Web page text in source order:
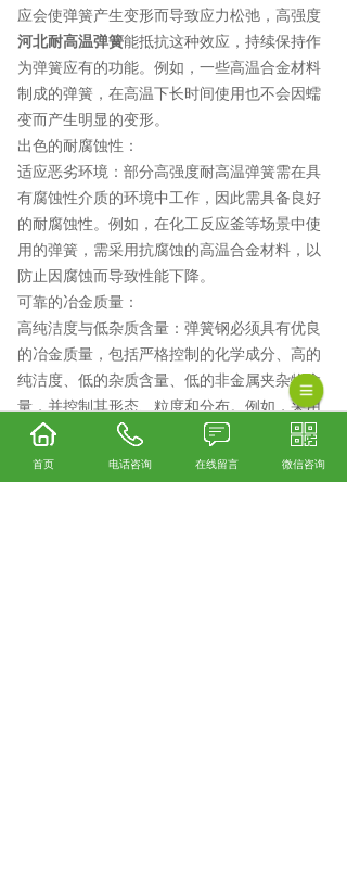
应会使弹簧产生变形而导致应力松弛，高强度
河北耐高温弹簧能抵抗这种效应，持续保持作
为弹簧应有的功能。例如，一些高温合金材料
制成的弹簧，在高温下长时间使用也不会因蠕
变而产生明显的变形。
出色的耐腐蚀性：
适应恶劣环境：部分高强度耐高温弹簧需在具
有腐蚀性介质的环境中工作，因此需具备良好
的耐腐蚀性。例如，在化工反应釜等场景中使
用的弹簧，需采用抗腐蚀的高温合金材料，以
防止因腐蚀而导致性能下降。
可靠的冶金质量：
高纯洁度与低杂质含量：弹簧钢必须具有优良
的冶金质量，包括严格控制的化学成分、高的
纯洁度、低的杂质含量、低的非金属夹杂物含
量，并控制其形态、粒度和分布。例如，采用
钢包精炼、真空脱气等炉外精炼技术，以严格
控制化学成分、降低气体和各种非金属夹杂物
含量等。
首页 电话咨询 在线留言 微信咨询